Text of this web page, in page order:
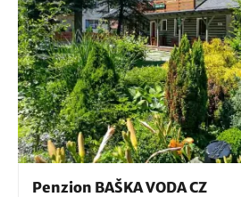
Penzion BAŠKA VODA CZ